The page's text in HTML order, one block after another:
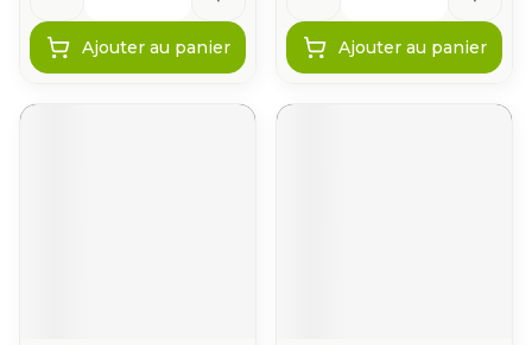
Ajouter au panier Ajouter au panier